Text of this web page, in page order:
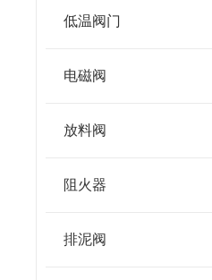
低温阀门
电磁阀
放料阀
阻火器
排泥阀